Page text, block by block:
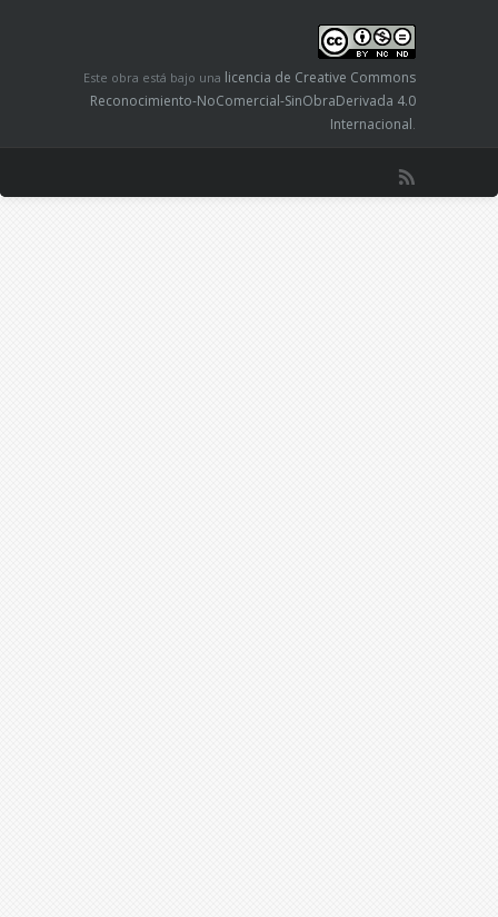
Este obra está bajo una licencia de Creative Commons
Reconocimiento-NoComercial-SinObraDerivada 4.0
Internacional